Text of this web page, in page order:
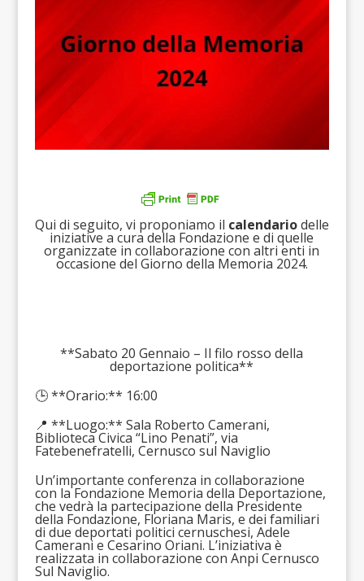
Qui di seguito, vi proponiamo il calendariodelle
iniziative a cura della Fondazione e di quelle
organizzate in collaborazione con altri enti in
occasione del Giorno della Memoria 2024.
**Sabato 20 Gennaio – Il filo rosso della
deportazione politica**
🕒 **Orario:** 16:00
📍 **Luogo:** Sala Roberto Camerani,
Biblioteca Civica “Lino Penati”, via
Fatebenefratelli, Cernusco sul Naviglio
Un’importante conferenza in collaborazione
con la Fondazione Memoria della Deportazione,
che vedrà la partecipazione della Presidente
della Fondazione, Floriana Maris, e dei familiari
di due deportati politici cernuschesi, Adele
Camerani e Cesarino Oriani. L’iniziativa è
realizzata in collaborazione con Anpi Cernusco
Sul Naviglio.